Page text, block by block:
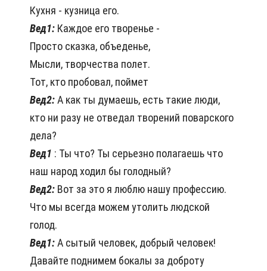
Кухня - кузница его.
Вед1: Каждое его творенье -
Просто сказка, объеденье,
Мысли, творчества полет.
Тот, кто пробовал, поймет
Вед2:А как ты думаешь, есть такие люди,
кто ни разу не отведал творений поварского
дела?
Вед1 : Ты что? Ты серьезно полагаешь что
наш народ ходил бы голодный?
Вед2: Вот за это я люблю нашу профессию.
Что мы всегда можем утолить людской
голод.
Вед1:А сытый человек, добрый человек!
Давайте поднимем бокалы за доброту